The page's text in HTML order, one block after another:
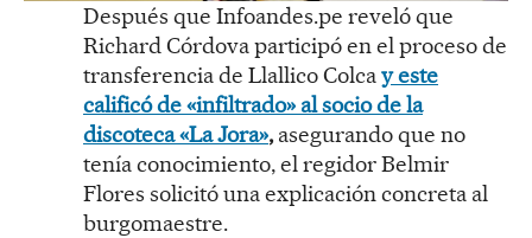
Después que Infoandes.pe reveló que
Richard Córdova participó en el proceso de
transferencia de Llallico Colcay este
calificó de «infiltrado» al socio de la
discoteca «La Jora», asegurando que no
tenía conocimiento, el regidor Belmir
Flores solicitó una explicación concreta al
burgomaestre.